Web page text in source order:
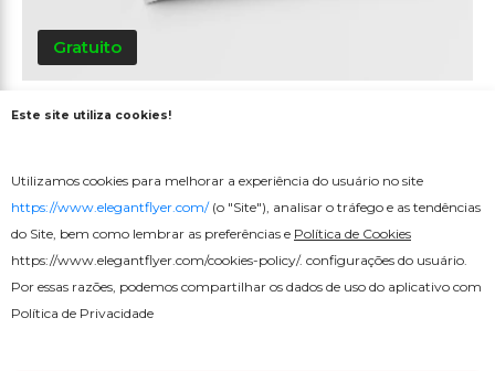
Gratuito
Brochura de Convite de Casamento
Este site utiliza cookies!
Utilizamos cookies para melhorar a experiência do usuário no site
https://www.elegantflyer.com/(o "Site"), analisar o tráfego e as tendências
do Site, bem como lembrar as preferências e Política de Cookies
https://www.elegantflyer.com/cookies-policy/. configurações do usuário.
Por essas razões, podemos compartilhar os dados de uso do aplicativo com
Política de Privacidade